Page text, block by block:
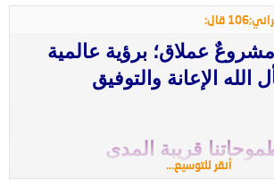
قال:
عملاق؛ برؤية عالمية
الإعانة والتوفيق
قريبة المدى
أنقر للتوسيع...